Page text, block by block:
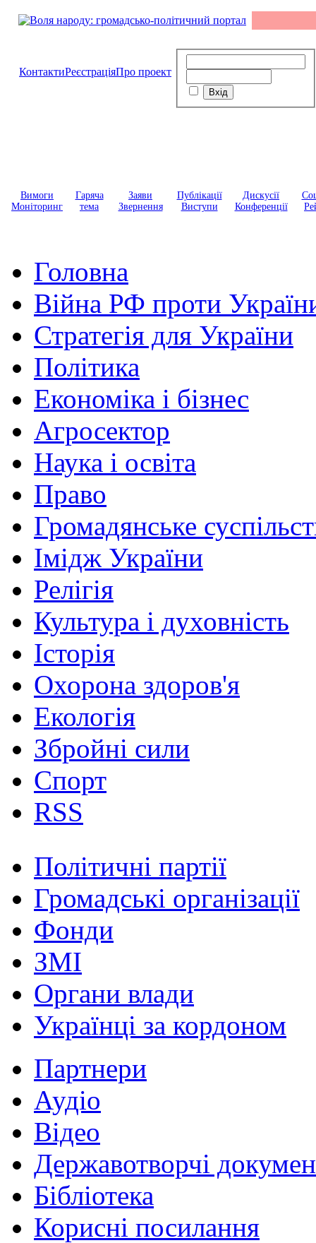
КонтактиРеєстраціяПро проект
Вимоги
Моніторинг
Гаряча
тема
Заяви
Звернення
Публікації
Виступи
Дискусії
Конференції
Головна
Війна РФ проти
Стратегія для України
Політика
Економіка і бізнес
Агросектор
Наука і освіта
Право
Громадянське
Імідж України
Релігія
Культура і духовність
Історія
Охорона здоров'я
Екологія
Збройні сили
Спорт
RSS
Політичні партії
Громадські організації
Фонди
ЗМІ
Органи влади
Українці за кордоном
Партнери
Аудіо
Відео
Державотворчі
Бібліотека
Корисні посилання